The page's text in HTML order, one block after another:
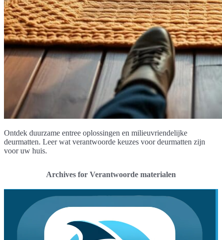
Ontdek duurzame entree oplossingen en milieuvriendelijke
deurmatten. Leer wat verantwoorde keuzes voor deurmatten zijn
voor uw huis.
Archives for Verantwoorde materialen